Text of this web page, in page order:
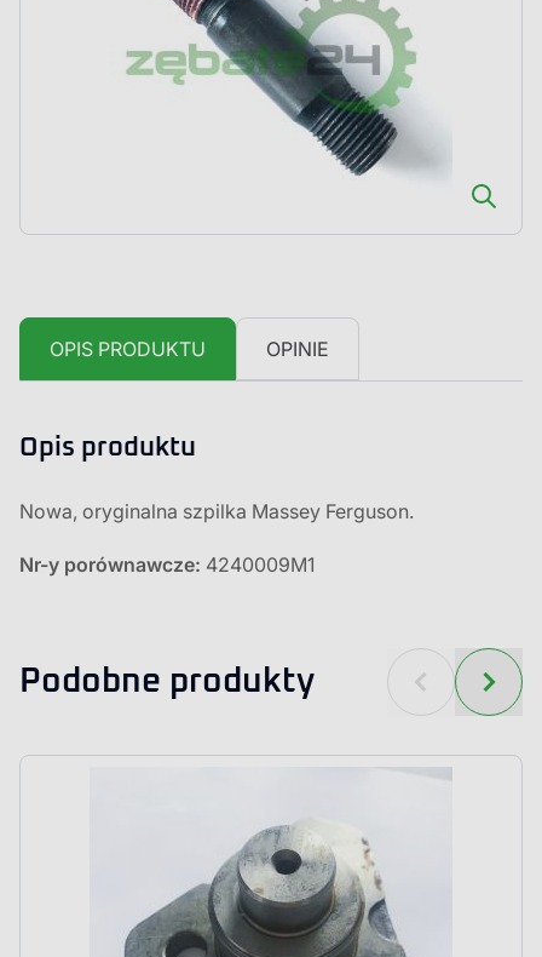
OPIS PRODUKTU OPINIE
Opis produktu
Nowa, oryginalna szpilka Massey Ferguson.
Nr-y porównawcze: 4240009M1
Podobne produkty